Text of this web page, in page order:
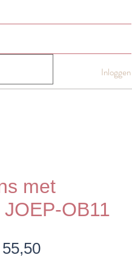
Inloggen
met
OB11
Verkoopprijs